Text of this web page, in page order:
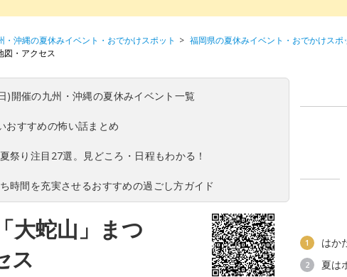
・沖縄の夏休みイベント・おでかけスポット 福岡県の夏休みイベント・おでかけスポ
図・アクセス
)開催の九州・沖縄の夏休みイベント一覧
おすすめの怖い話まとめ
祭り注目27選。見どころ・日程もわかる！
時間を充実させるおすすめの過ごし方ガイド
大蛇山」まつ
ス
1 はか
2 夏は